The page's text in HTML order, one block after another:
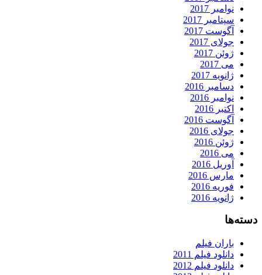
نوامبر 2017
سپتامبر 2017
آگوست 2017
جولای 2017
ژوئن 2017
می 2017
ژانویه 2017
دسامبر 2016
نوامبر 2016
اکتبر 2016
آگوست 2016
جولای 2016
ژوئن 2016
می 2016
آوریل 2016
مارس 2016
فوریه 2016
ژانویه 2016
دسته‌ها
باران فیلم
دانلود فیلم 2011
دانلود فیلم 2012